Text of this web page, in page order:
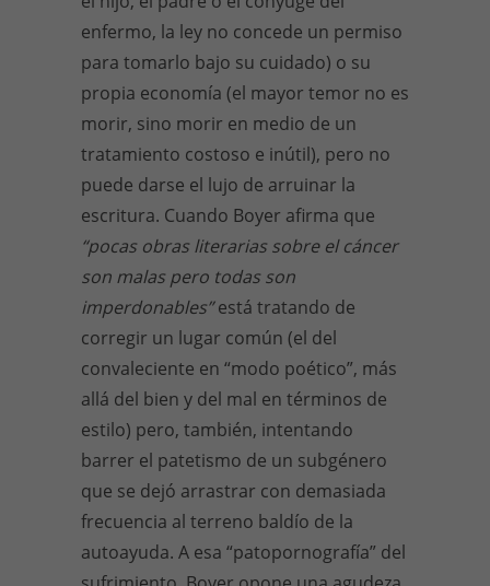
enfermo, la ley no concede un permiso
para tomarlo bajo su cuidado) o su
propia economía (el mayor temor no es
morir, sino morir en medio de un
tratamiento costoso e inútil), pero no
puede darse el lujo de arruinar la
escritura. Cuando Boyer afirma que
“pocas obras literarias sobre el cáncer
son malas pero todas son
imperdonables”está tratando de
corregir un lugar común (el del
convaleciente en “modo poético”, más
allá del bien y del mal en términos de
estilo) pero, también, intentando
barrer el patetismo de un subgénero
que se dejó arrastrar con demasiada
frecuencia al terreno baldío de la
autoayuda. A esa “patopornografía” del